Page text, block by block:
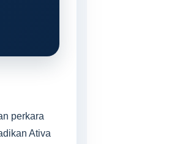
perkara
Ativa